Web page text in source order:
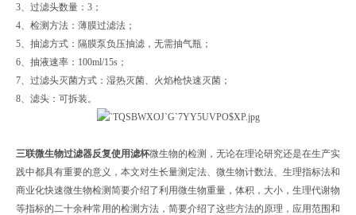
3、过滤头数量：3；
4、检测方法：薄膜过滤法；
5、抽滤方式：隔膜泵负压抽滤，无需抽气瓶；
6、抽液速率：100ml/15s；
7、过滤头灭菌方式：湿热灭菌、火焰枪快速灭菌；
8、滤头：可拆装。
三联微生物过滤器反复使用滤杯微生物的检测，无论在理论研究还是在生产实
践中都具有重要的意义，本文对生长量测定法、微生物计数法、生理指标法和
商业化快速微生物检测简要介绍了利用微生物重量，体积，大小，生理代谢物
等指标的二十余种常用的检测方法，简要介绍了这些方法的原理，应用范围和